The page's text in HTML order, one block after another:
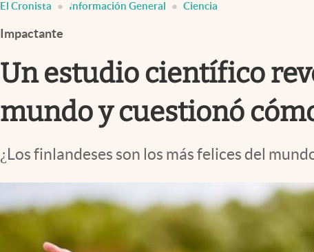
Infotechnology
Clase
Clima
Mundial 2026
Eventos Corporativos
Mediakit
El Cronista Información General Ciencia
Impactante
Un estudio científico
mundo y cuestionó
¿Los finlandeses son los más felices del